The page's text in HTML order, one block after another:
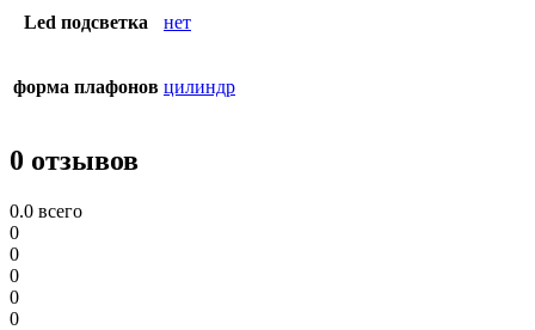
Led подсветка нет
форма плафонов цилиндр
0 отзывов
0.0 всего
0
0
0
0
0